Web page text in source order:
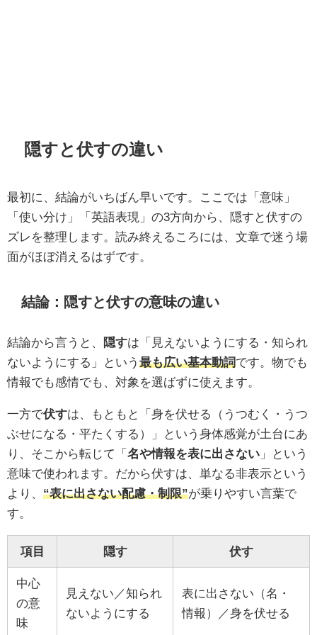
隠すと伏すの違い
最初に、結論がいちばん早いです。ここでは「意味」
「使い分け」「英語表現」の3方向から、隠すと伏すの
ズレを整理します。読み終えるころには、文章で迷う場
面がほぼ消えるはずです。
結論：隠すと伏すの意味の違い
結論から言うと、 隠すは「見えないようにする・知られ
ないようにする」という 最も広い基本動詞です。物でも
情報でも感情でも、対象を選ばずに使えます。
一方で伏すは、もともと「身を伏せる（うつむく・うつ
ぶせになる・平たくする）」という身体感覚が土台にあ
り、そこから転じて「 名や情報を表に出さない 」という
意味で使われます。だから伏すは、単なる非表示という
より、 “表に出さない配慮・制限”が乗りやすい言葉で
す。
項目 隠す 伏す
中心
の意
味
見えない／知られ
ないようにする
表に出さない（名・
情報）／身を伏せる